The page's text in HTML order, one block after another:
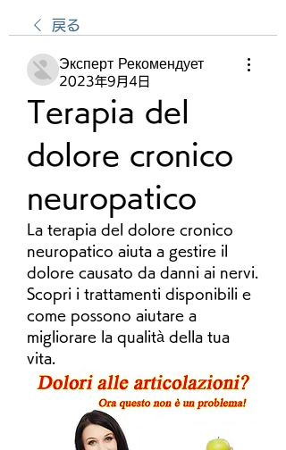
戻る
Эксперт Рекомендует
2023年9月4日
Terapia del
dolore cronico
neuropatico
La terapia del dolore cronico
neuropatico aiuta a gestire il
dolore causato da danni ai nervi.
Scopri i trattamenti disponibili e
come possono aiutare a
migliorare la qualità della tua
vita.